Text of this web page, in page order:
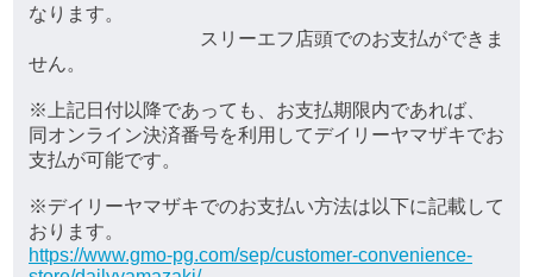
なります。
スリーエフ店頭でのお支払ができま
せん。
※上記日付以降であっても、お支払期限内であれば、
同オンライン決済番号を利用してデイリーヤマザキでお
支払が可能です。
※デイリーヤマザキでのお支払い方法は以下に記載して
おります。
https://www.gmo-pg.com/sep/customer-convenience-